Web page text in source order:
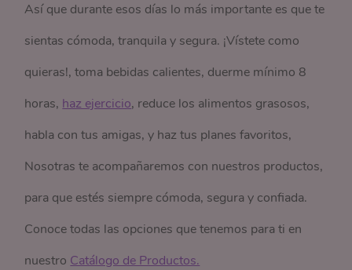
Así que durante esos días lo más importante es que te
sientas cómoda, tranquila y segura. ¡Vístete como
quieras!, toma bebidas calientes, duerme mínimo 8
horas, haz ejercicio, reduce los alimentos grasosos,
habla con tus amigas, y haz tus planes favoritos,
Nosotras te acompañaremos con nuestros productos,
para que estés siempre cómoda, segura y confiada.
Conoce todas las opciones que tenemos para ti en
nuestro Catálogo de Productos.